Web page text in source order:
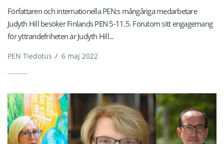
Författaren och internationella PEN:s mångåriga medarbetare
Judyth Hill besöker Finlands PEN 5-11.5. Förutom sitt engagemang
för yttrandefriheten är Judyth Hill...
PEN Tiedotus / 6 maj 2022